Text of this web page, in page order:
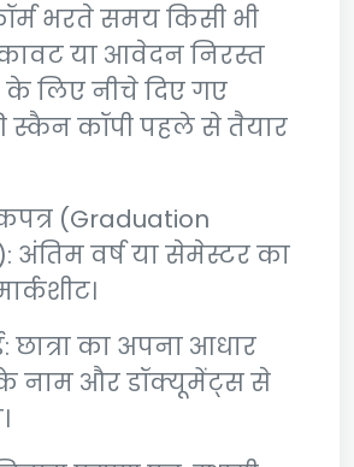
भरते समय किसी भी
या आवेदन निरस्त
लिए नीचे दिए गए
स्कैन कॉपी पहले से तैयार
(Graduation
अंतिम वर्ष या सेमेस्टर का
छात्रा का अपना आधार
नाम और डॉक्यूमेंट्स से